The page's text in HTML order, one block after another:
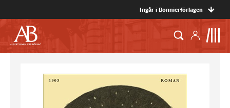
Ingår i Bonnierförlagen